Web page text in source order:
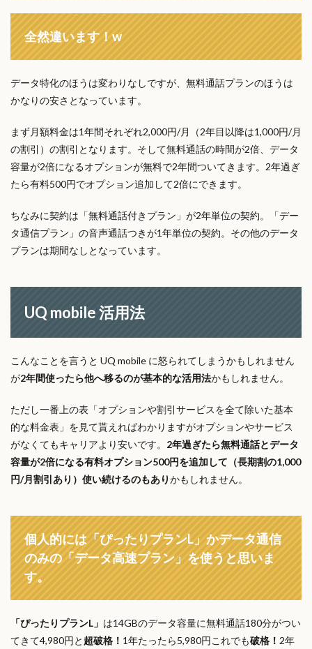
全然違います！w
データ特化のほうは変わりなしですが、無料通話プランのほうは
かなりの安さとなっています。
まず月額料金は1年間それぞれ2,000円/月（2年目以降は1,000円/月
の割引）の割引となります。そして無料通話の時間が2倍、データ
容量が2倍になるオプションが無料で2年間ついてきます。2年過ぎ
たら有料500円でオプション追加して2倍にできます。
ちなみに契約は「無料通話付きプラン」が2年単位の契約。「デー
タ通信プラン」の音声通話つきが1年単位の契約。その他のデータ
プランは期間なしとなっています。
UQ mobile 活用法
こんなことを言うと UQ mobile に怒られてしまうかもしれません
が2年間使ったら他へ移るのが基本的な活用法かもしれません。
ただし一番上の表「オプションや割引サービスを全て除いた基本
的な料金表」を見て貰えればわかりますがオプションやサービス
がなくてもキャリアより安いです。 2年過ぎたら無料通話とデータ
容量が2倍になる有料オプション500円を追加して（長期割の1,000
円/月割引あり）使い続けるのもありかもしれません。
個人的には「ぴったりプランL」かデータ通信
のみの「データ高速プラン」を使うと思いま
す。
「ぴったりプランL」 は14GBのデータ容量に無料通話180分がつい
てきて4,980円と 超破格！ 1年たったら5,980円これでも破格！ 2年